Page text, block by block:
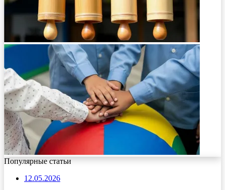
Популярные статьи
12.05.2026